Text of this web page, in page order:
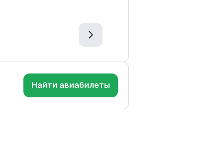
Найти авиабилеты